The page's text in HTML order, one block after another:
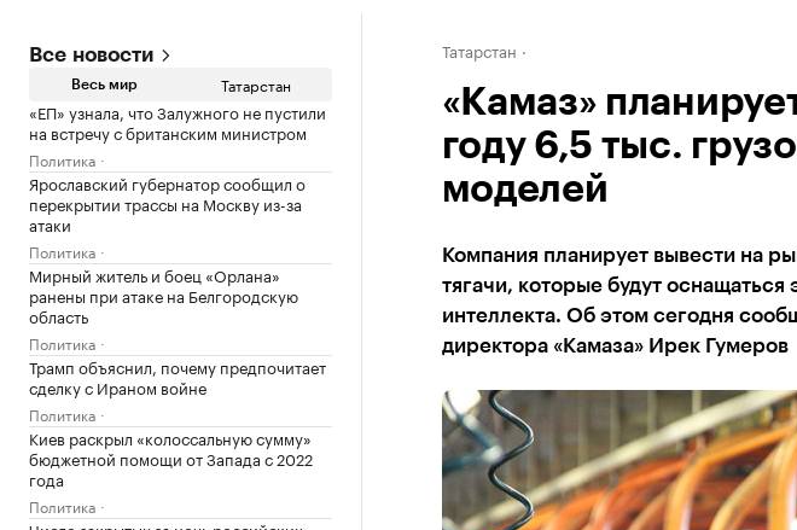
Все новости
Весь мир Татарстан
«ЕП» узнала, что Залужного не пустили
на встречу с британским министром
Политика
Ярославский губернатор сообщил о
перекрытии трассы на Москву из-за
атаки
Политика
Мирный житель и боец «Орлана»
ранены при атаке на Белгородскую
область
Политика
Трамп объяснил, почему предпочитает
сделку с Ираном войне
Политика
Киев раскрыл «колоссальную сумму»
бюджетной помощи от Запада с 2022
года
Политика
Татарстан
«Камаз»
году 6,5 тыс.
моделей
Компания планирует вывести на
тягачи, которые будут
интеллекта. Об этом сегодня
директора «Камаза» Ирек Гумеров